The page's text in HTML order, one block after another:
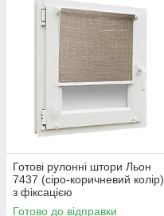
Готові рулонні штори Льон
7437 (сіро-коричневий колір)
з фіксацією
Готово до відправки